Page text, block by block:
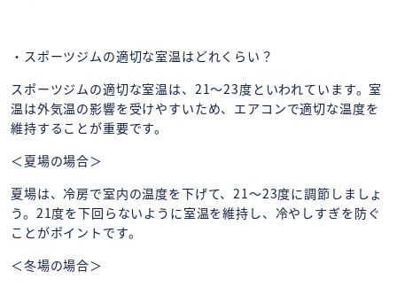
・スポーツジムの適切な室温はどれくらい？
スポーツジムの適切な室温は、21～23度といわれています。室
温は外気温の影響を受けやすいため、エアコンで適切な温度を
維持することが重要です。
＜夏場の場合＞
夏場は、冷房で室内の温度を下げて、21～23度に調節しましょ
う。21度を下回らないように室温を維持し、冷やしすぎを防ぐ
ことがポイントです。
＜冬場の場合＞